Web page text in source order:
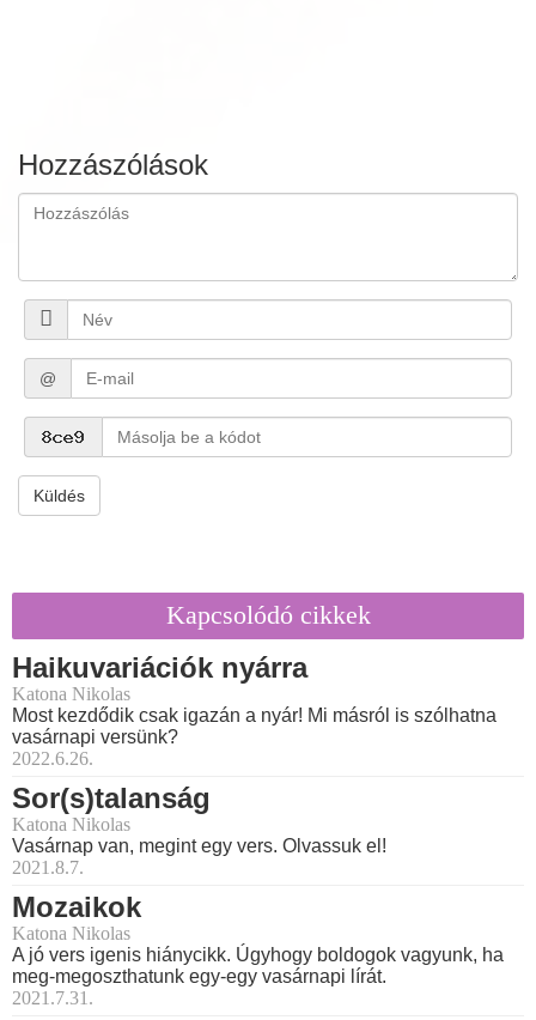
Hozzászólások
@
Küldés
Kapcsolódó cikkek
Haikuvariációk nyárra
Katona Nikolas
Most kezdődik csak igazán a nyár! Mi másról is szólhatna
vasárnapi versünk?
2022.6.26.
Sor(s)talanság
Katona Nikolas
Vasárnap van, megint egy vers. Olvassuk el!
2021.8.7.
Mozaikok
Katona Nikolas
A jó vers igenis hiánycikk. Úgyhogy boldogok vagyunk, ha
meg-megoszthatunk egy-egy vasárnapi lírát.
2021.7.31.